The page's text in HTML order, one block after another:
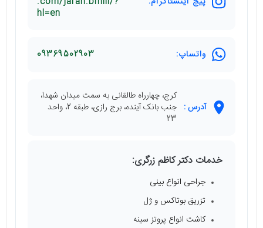
hl=en
واتساپ: 09369502903
آدرس :
کرج، چهارراه طالقانی به سمت میدان شهدا،
جنب بانک آینده، برج رازی، طبقه 2، واحد
23
خدمات دکتر کاظم زرگری:
جراحی انواع بینی
تزریق بوتاکس و ژل
کاشت انواع پروتز سینه